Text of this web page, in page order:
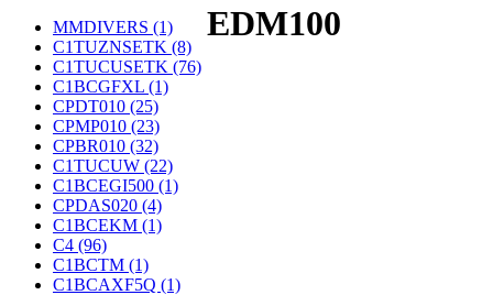
MMDIVERS (1)
C1TUZNSETK (8)
C1TUCUSETK (76)
C1BCGFXL (1)
CPDT010 (25)
CPMP010 (23)
CPBR010 (32)
C1TUCUW (22)
C1BCEGI500 (1)
CPDAS020 (4)
C1BCEKM (1)
C4 (96)
C1BCTM (1)
C1BCAXF5Q (1)
EDM100